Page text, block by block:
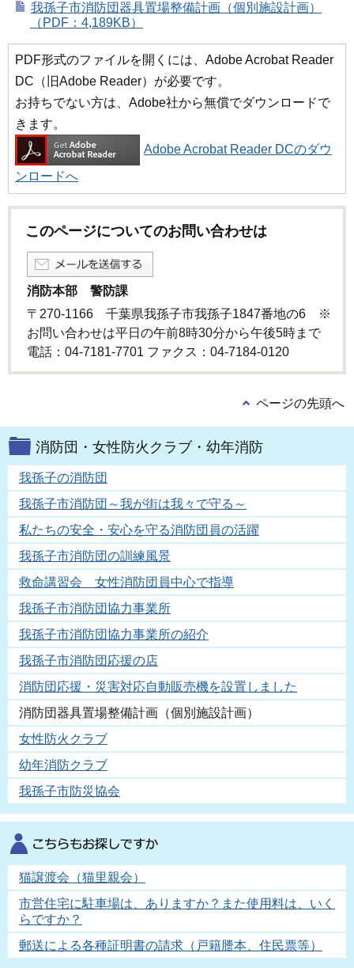
我孫子市消防団器具置場整備計画（個別施設計画）
（PDF：4,189KB）
PDF形式のファイルを開くには、Adobe Acrobat Reader
DC（旧Adobe Reader）が必要です。
お持ちでない方は、Adobe社から無償でダウンロードで
きます。
Adobe Acrobat Reader DCのダウ
ンロードへ
このページについてのお問い合わせは
消防本部 警防課
〒270-1166 千葉県我孫子市我孫子1847番地の6 ※
お問い合わせは平日の午前8時30分から午後5時まで
電話：04-7181-7701 ファクス：04-7184-0120
ページの先頭へ
消防団・女性防火クラブ・幼年消防
我孫子の消防団
我孫子市消防団～我が街は我々で守る～
私たちの安全・安心を守る消防団員の活躍
我孫子市消防団の訓練風景
救命講習会 女性消防団員中心で指導
我孫子市消防団協力事業所
我孫子市消防団協力事業所の紹介
我孫子市消防団応援の店
消防団応援・災害対応自動販売機を設置しました
消防団器具置場整備計画（個別施設計画）
女性防火クラブ
幼年消防クラブ
我孫子市防災協会
猫譲渡会（猫里親会）
市営住宅に駐車場は、ありますか？また使用料は、いく
らですか？
郵送による各種証明書の請求（戸籍謄本、住民票等）